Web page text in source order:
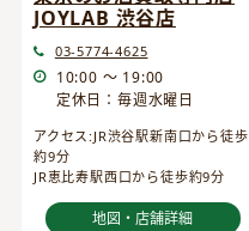
JOYLAB 渋谷店
03-5774-4625
10:00 ～ 19:00
定休日：毎週水曜日
アクセス:JR渋谷駅新南口から徒歩
約9分
JR恵比寿駅西口から徒歩約9分
地図・店舗詳細